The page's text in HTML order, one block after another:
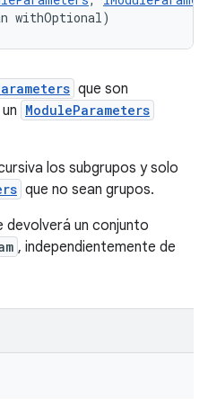
withOptional)
que son
ModuleParameters
los subgrupos y solo
que no sean grupos.
devolverá un conjunto
, independientemente de